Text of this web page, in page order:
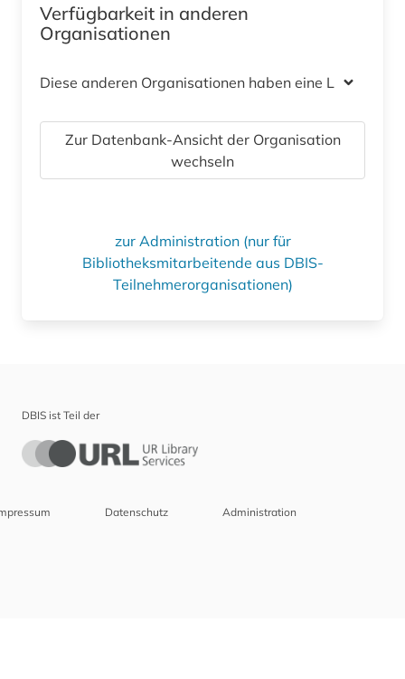
Verfügbarkeit in anderen
Organisationen
Diese anderen Organisationen haben eine Lizenz
Zur Datenbank-Ansicht der Organisation
wechseln
zur Administration (nur für
Bibliotheksmitarbeitende aus DBIS-
Teilnehmerorganisationen)
DBIS ist Teil der
Datenschutz Administration